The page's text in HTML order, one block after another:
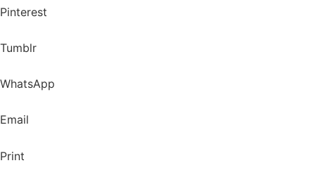
Pinterest
Tumblr
WhatsApp
Email
Print